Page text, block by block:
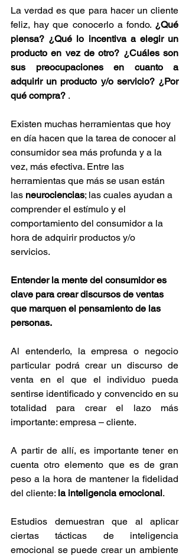
La verdad es que para hacer un cliente
feliz, hay que conocerlo a fondo. ¿Qué
piensa? ¿Qué lo incentiva a elegir un
producto en vez de otro? ¿Cuáles son
sus preocupaciones en cuanto a
adquirir un producto y/o servicio? ¿Por
qué compra? .
Existen muchas herramientas que hoy
en día hacen que la tarea de conocer al
consumidor sea más profunda y a la
vez, más efectiva. Entre las
herramientas que más se usan están
las neurociencias; las cuales ayudan a
comprender el estímulo y el
comportamiento del consumidor a la
hora de adquirir productos y/o
servicios.
Entender la mente del consumidor es
clave para crear discursos de ventas
que marquen el pensamiento de las
personas.
Al entenderlo, la empresa o negocio
particular podrá crear un discurso de
venta en el que el individuo pueda
sentirse identificado y convencido en su
totalidad para crear el lazo más
importante: empresa – cliente.
A partir de allí, es importante tener en
cuenta otro elemento que es de gran
peso a la hora de mantener la fidelidad
del cliente: la inteligencia emocional.
Estudios demuestran que al aplicar
ciertas tácticas de inteligencia
emocional se puede crear un ambiente